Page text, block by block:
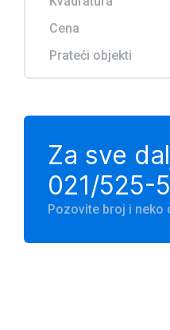
Cena
Prateći objekti
Za sve
021/525-
Pozovite broj i neko